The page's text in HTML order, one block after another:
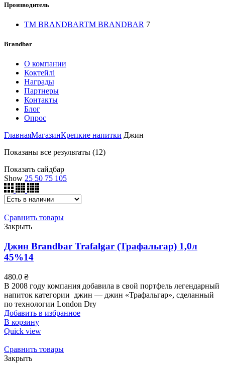
Производитель
TM BRANDBARTM BRANDBAR 7
Brandbar
О компании
Коктейлі
Награды
Партнеры
Контакты
Блог
Опрос
ГлавнаяМагазинКрепкие напитки Джин
Показаны все результаты (12)
Показать сайдбар
Show 25 50 75 105
Сравнить товары
Закрыть
Джин Brandbar Trafalgar (Трафальгар) 1,0л
45%14
480.0 ₴
В 2008 году компания добавила в свой портфель легендарный
напиток категории джин — джин «Трафальгар», сделанный
по технологии London Dry
Добавить в избранное
В корзину
Quick view
Сравнить товары
Закрыть